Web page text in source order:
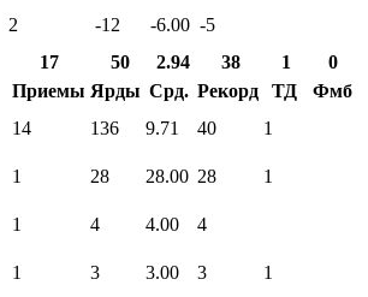
2 -12 -6.00 -5
17 50 2.94 38 1
0
Приемы Ярды Срд. Рекорд ТД
Фмб
14 136 9.71 40
1
1 28 28.00 28
1
1 4 4.00
4
1 3 3.00 3
1